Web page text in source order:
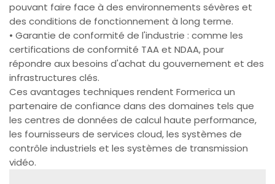
pouvant faire face à des environnements sévères et
des conditions de fonctionnement à long terme.
• Garantie de conformité de l'industrie : comme les
certifications de conformité TAA et NDAA, pour
répondre aux besoins d'achat du gouvernement et des
infrastructures clés.
Ces avantages techniques rendent Formerica un
partenaire de confiance dans des domaines tels que
les centres de données de calcul haute performance,
les fournisseurs de services cloud, les systèmes de
contrôle industriels et les systèmes de transmission
vidéo.